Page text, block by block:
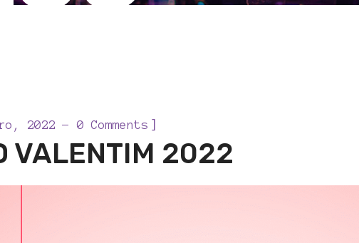
2022 0 Comments ]
VALENTIM 2022